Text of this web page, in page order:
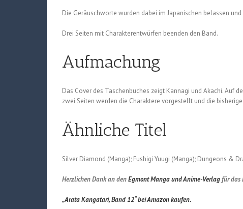
Die Geräuschworte wurden dabei im Japanischen belassen
Drei Seiten mit Charakterentwürfen beenden den Band.
Aufmachung
Das Cover des Taschenbuches zeigt Kannagi und Akachi. Auf
zwei Seiten werden die Charaktere vorgestellt und die
Ähnliche Titel
Silver Diamond (Manga); Fushigi Yuugi (Manga); Dungeons &
Herzlichen Dank an denEgmont Manga und Anime-Verlagfür das
„Arata Kangatari, Band 12“ bei Amazon kaufen.